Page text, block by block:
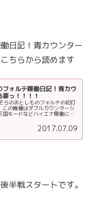
日記！青カウンター
ちらから読めます
ォルテ稼働日記！青カウ
っ！！！！
らのおとしものフォルテの初打
この機種はダブルカウンターシ
モードなどハイエナ稼働には
2017.07.09
半戦スタートです。